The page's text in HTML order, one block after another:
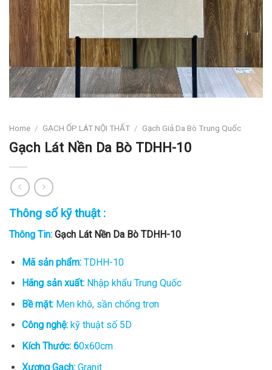
Home / GẠCH ỐP LÁT NỘI THẤT / Gạch Giả Da Bò Trung Quốc
Gạch Lát Nền Da Bò TDHH-10
Thông số kỹ thuật :
Thông Tin: Gạch Lát Nền Da Bò TDHH-10
Mã sản phẩm:TDHH-10
Hãng sản xuất:Nhập khẩu Trung Quốc
Bề mặt:Men khô, sần chống trơn
Công nghệ:kỹ thuật số 5D
Kích Thước: 60x60cm
Xương Gạch:Granit